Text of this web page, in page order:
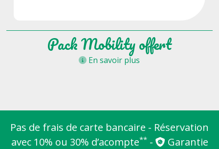
Pack Mobility offert
En savoir plus
Pas de frais de carte bancaire - Réservation
avec 10% ou 30% d’acompte**-
Garantie